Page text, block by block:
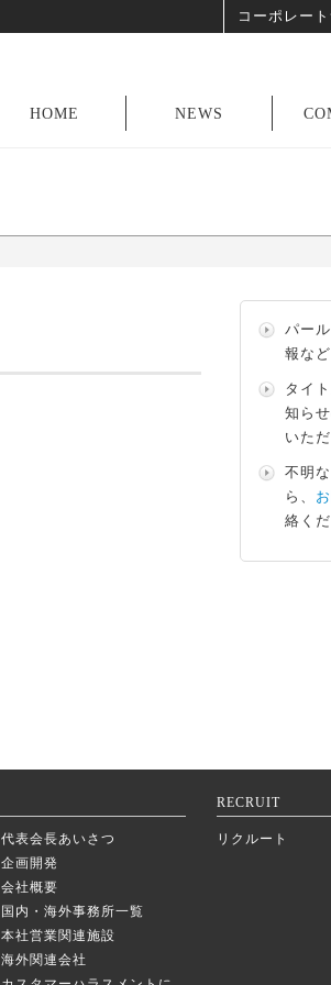
コーポレート
HOME NEWS
パー
報な
タイ
知ら
いた
不明
ら、
絡くだ
代表会長あいさつ
企画開発
会社概要
国内・海外事務所一覧
本社営業関連施設
海外関連会社
RECRUIT
リクルート